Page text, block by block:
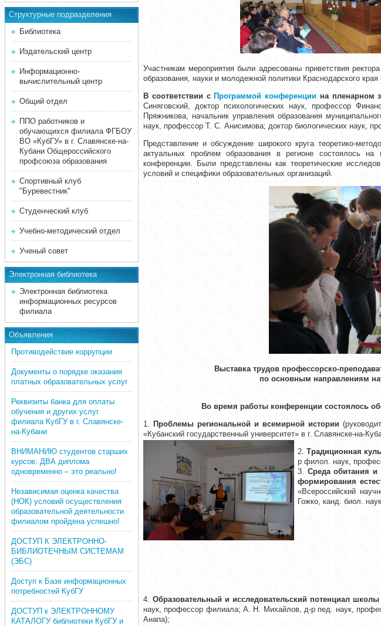
Структурные подразделения
Библиотека
Издательский центр
Информационно-
вычислительный центр
Общий отдел
ППО работников и
обучающихся филиала ФГБОУ
ВО «КубГУ» в г. Славянске-на-
Кубани Общероссийского
профсоюза образования
Спортивный клуб
"Буревестник"
Студенческий клуб
Учебно-методический отдел
Ученый совет
Электронная библиотека
Электронная библиотека
информационных ресурсов
филиала
Объявления
Противодействие коррупции
Документы о порядке оказания
платных образовательных услуг
Реквизиты банка для оплаты
обучения и других услуг
филиала КубГУ в г. Славянске-
на-Кубани
ВНИМАНИЮ студентов старших
курсов: ДВА диплома
одновременно – это реально!
Независимая оценка качества
(НОК) условий осуществления
образовательной деятельности
филиалом пройдена успешно!
ДОСТУП К ЭЛЕКТРОННО-
БИБЛИОТЕЧНЫМ СИСТЕМАМ
(ЭБС)
Доступ к Базе информационных
потребностей КубГУ
ДОСТУП к ЭЛЕКТРОННОМУ
КАТАЛОГУ библиотеки КубГУ и
Участникам мероприятия были адресованы приветствия
образования, науки и молодежной политики Краснодарского
В соответствии с Программой конференции на пленарном
Синяговский, доктор психологических наук, профессор
Пряжникова, начальник управления образования
наук, профессор Т. С. Анисимова; доктор биологических наук,
Представление и обсуждение широкого круга теоретико-
актуальных проблем образования в регионе состоялось
конференции. Были представлены как теоретические
условий и специфики образовательных организаций.
Выставка трудов профессорско-
по основным направлениям
Во время работы конференции состоялось
1. Проблемы региональной и всемирной истории
«Кубанский государственный университет» в г. Славянске-на-
2.Традиционная
р филол. наук,
3. Среда обитания и
формирования
«Всероссийский
Гожко, канд. биол.
4. Образовательный и исследовательский потенциал
наук, профессор филиала; А. Н. Михайлов, д-р пед. наук,
Анапа);